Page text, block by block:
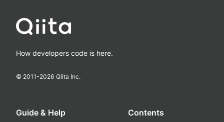
How developers code is here.
© 2011-2026 Qiita Inc.
Guide & Help Contents